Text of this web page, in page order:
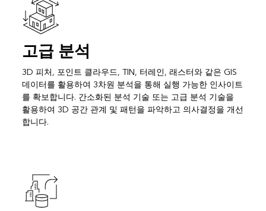
고급 분석
3D 피처, 포인트 클라우드, TIN, 터레인, 래스터와 같은 GIS
데이터를 활용하여 3차원 분석을 통해 실행 가능한 인사이트
를 확보합니다. 간소화된 분석 기술 또는 고급 분석 기술을
활용하여 3D 공간 관계 및 패턴을 파악하고 의사결정을 개선
합니다.